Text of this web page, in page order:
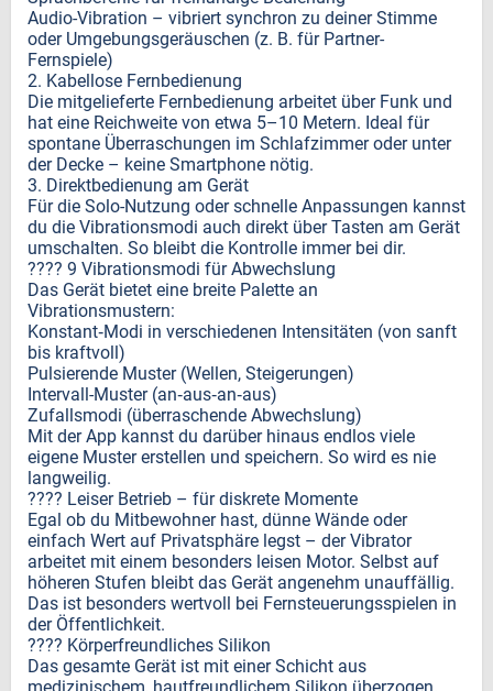
Audio-Vibration – vibriert synchron zu deiner Stimme
oder Umgebungsgeräuschen (z. B. für Partner-
Fernspiele)
2. Kabellose Fernbedienung
Die mitgelieferte Fernbedienung arbeitet über Funk und
hat eine Reichweite von etwa 5–10 Metern. Ideal für
spontane Überraschungen im Schlafzimmer oder unter
der Decke – keine Smartphone nötig.
3. Direktbedienung am Gerät
Für die Solo-Nutzung oder schnelle Anpassungen kannst
du die Vibrationsmodi auch direkt über Tasten am Gerät
umschalten. So bleibt die Kontrolle immer bei dir.
???? 9 Vibrationsmodi für Abwechslung
Das Gerät bietet eine breite Palette an
Vibrationsmustern:
Konstant‑Modi in verschiedenen Intensitäten (von sanft
bis kraftvoll)
Pulsierende Muster (Wellen, Steigerungen)
Intervall-Muster (an‑aus‑an‑aus)
Zufallsmodi (überraschende Abwechslung)
Mit der App kannst du darüber hinaus endlos viele
eigene Muster erstellen und speichern. So wird es nie
langweilig.
???? Leiser Betrieb – für diskrete Momente
Egal ob du Mitbewohner hast, dünne Wände oder
einfach Wert auf Privatsphäre legst – der Vibrator
arbeitet mit einem besonders leisen Motor. Selbst auf
höheren Stufen bleibt das Gerät angenehm unauffällig.
Das ist besonders wertvoll bei Fernsteuerungsspielen in
der Öffentlichkeit.
???? Körperfreundliches Silikon
Das gesamte Gerät ist mit einer Schicht aus